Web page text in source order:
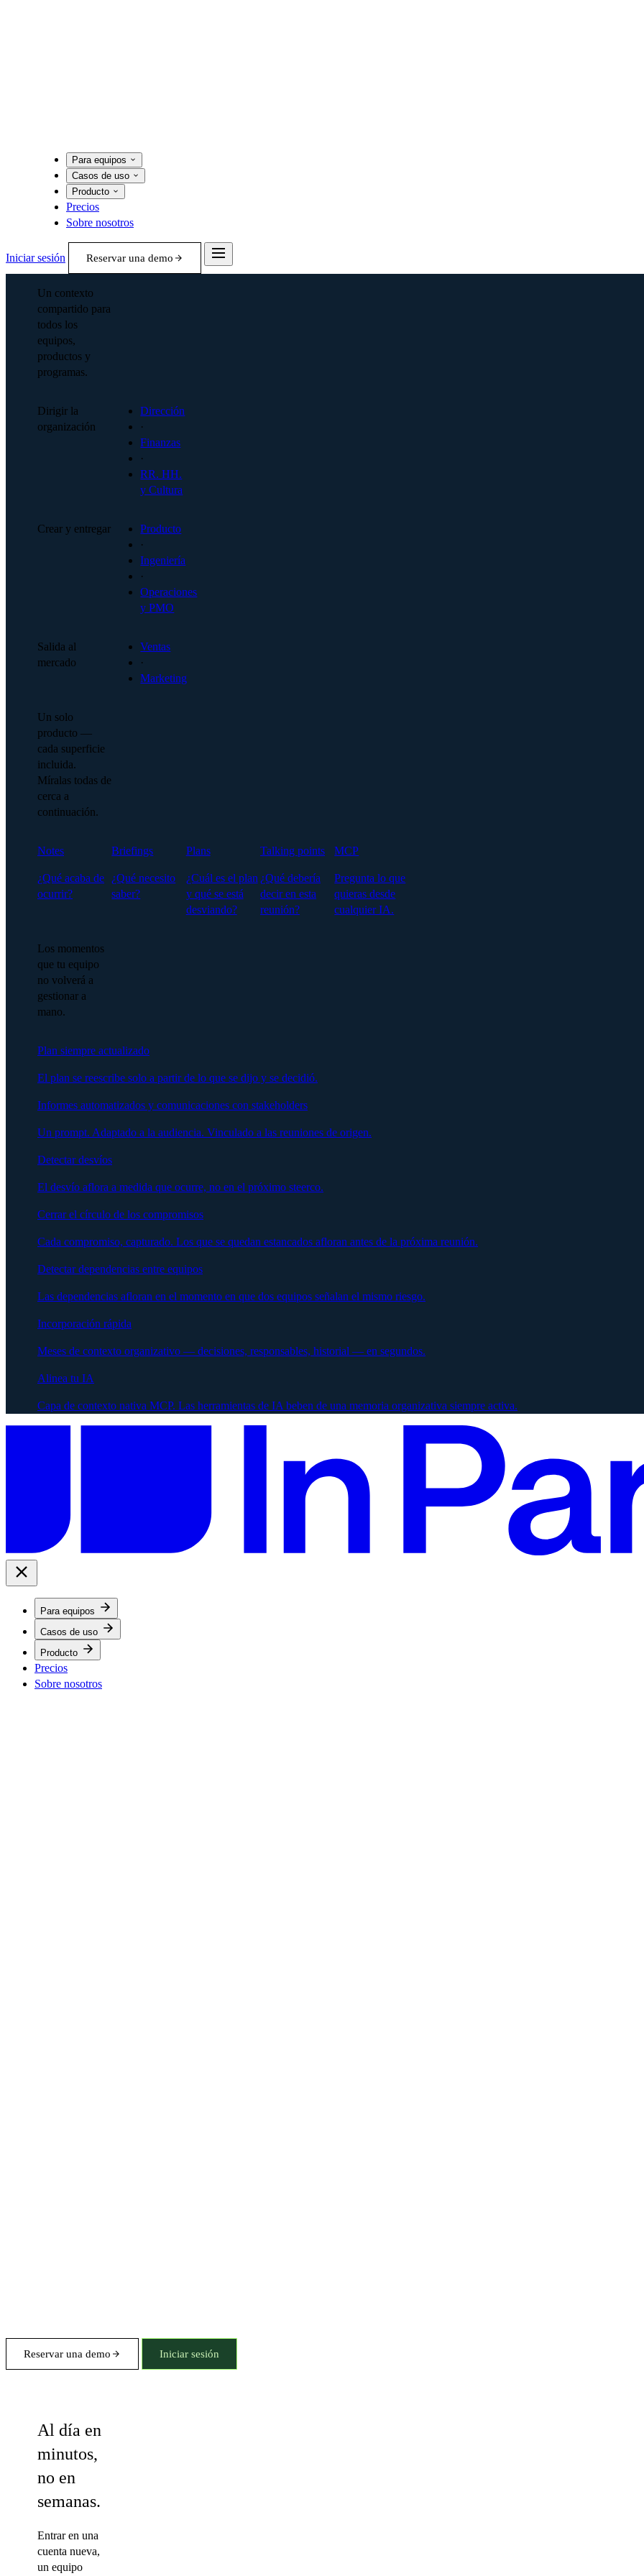
Para equipos
Casos de uso
Producto
Precios
Sobre nosotros
Iniciar sesión Reservar una demo
Un contexto
compartido para
todos los
equipos,
productos y
programas.
Dirigir la
organización
Dirección
·
Finanzas
·
RR. HH.
y Cultura
Crear y entregar
Producto
·
Ingeniería
·
Operaciones
y PMO
Salida al
mercado
Ventas
·
Marketing
Un solo
producto —
cada superficie
incluida.
Míralas todas de
cerca a
continuación.
Notes
¿Qué acaba de
ocurrir?
Briefings
¿Qué necesito
saber?
Plans
¿Cuál es el plan
y qué se está
desviando?
Talking points
¿Qué debería
decir en esta
reunión?
MCP
Pregunta lo que
quieras desde
cualquier IA.
Los momentos
que tu equipo
no volverá a
gestionar a
mano.
Plan siempre actualizado
El plan se reescribe solo a partir de lo que se dijo y se decidió.
Informes automatizados y comunicaciones con stakeholders
Un prompt. Adaptado a la audiencia. Vinculado a las reuniones de origen.
Detectar desvíos
El desvío aflora a medida que ocurre, no en el próximo steerco.
Cerrar el círculo de los compromisos
Cada compromiso, capturado. Los que se quedan estancados afloran antes de la próxima reunión.
Detectar dependencias entre equipos
Las dependencias afloran en el momento en que dos equipos señalan el mismo riesgo.
Incorporación rápida
Meses de contexto organizativo — decisiones, responsables, historial — en segundos.
Alinea tu IA
Capa de contexto nativa MCP. Las herramientas de IA beben de una memoria organizativa siempre activa.
Para equipos
Casos de uso
Producto
Precios
Sobre nosotros
Reservar una demo Iniciar sesión
Al día en
minutos,
no en
semanas.
Entrar en una
cuenta nueva,
un equipo